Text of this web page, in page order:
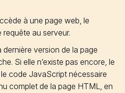
à une page web, le
au serveur.
version de la page
Si elle n’existe pas encore, le
code JavaScript nécessaire
complet de la page HTML, en